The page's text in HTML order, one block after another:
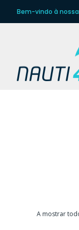
Bem-vindo à
A mostrar